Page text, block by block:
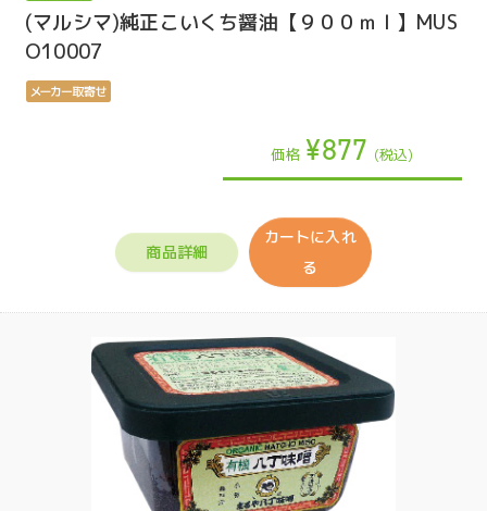
(マルシマ)純正こいくち醤油【９００ｍｌ】MUS
O10007
価格 ¥877 (税込)
商品詳細
カートに入れ
る